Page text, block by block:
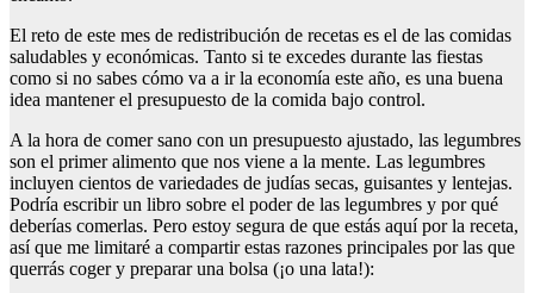
El reto de este mes de redistribución de recetas es el de las comidas
saludables y económicas. Tanto si te excedes durante las fiestas
como si no sabes cómo va a ir la economía este año, es una buena
idea mantener el presupuesto de la comida bajo control.
A la hora de comer sano con un presupuesto ajustado, las legumbres
son el primer alimento que nos viene a la mente. Las legumbres
incluyen cientos de variedades de judías secas, guisantes y lentejas.
Podría escribir un libro sobre el poder de las legumbres y por qué
deberías comerlas. Pero estoy segura de que estás aquí por la receta,
así que me limitaré a compartir estas razones principales por las que
querrás coger y preparar una bolsa (¡o una lata!):